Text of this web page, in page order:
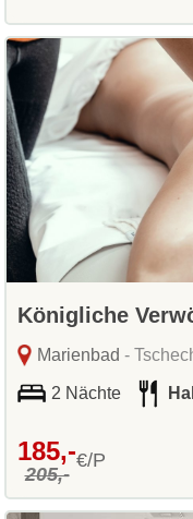
Königliche
Marienbad -
2 Nächte
185,-
205,-
€/P